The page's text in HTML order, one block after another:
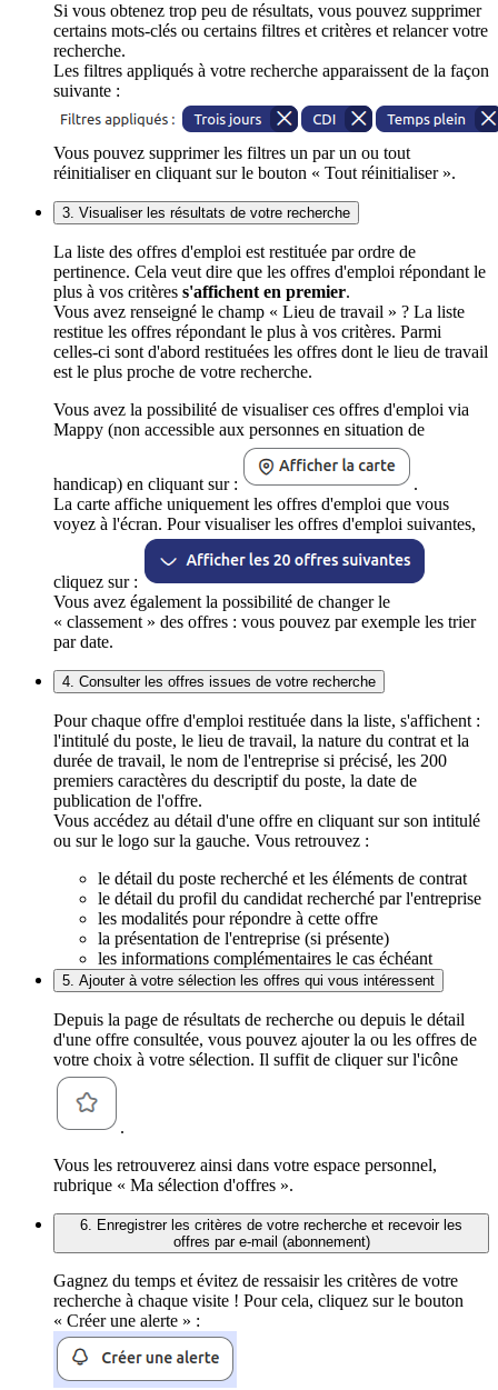
Si vous obtenez trop peu de résultats, vous pouvez supprimer
certains mots-clés ou certains filtres et critères et relancer votre
recherche.
Les filtres appliqués à votre recherche apparaissent de la façon
suivante :
Vous pouvez supprimer les filtres un par un ou tout
réinitialiser en cliquant sur le bouton « Tout réinitialiser ».
3. Visualiser les résultats de votre recherche
La liste des offres d'emploi est restituée par ordre de
pertinence. Cela veut dire que les offres d'emploi répondant le
plus à vos critères s'affichent en premier.
Vous avez renseigné le champ « Lieu de travail » ? La liste
restitue les offres répondant le plus à vos critères. Parmi
celles-ci sont d'abord restituées les offres dont le lieu de travail
est le plus proche de votre recherche.
Vous avez la possibilité de visualiser ces offres d'emploi via
Mappy (non accessible aux personnes en situation de
handicap) en cliquant sur :
.
La carte affiche uniquement les offres d'emploi que vous
voyez à l'écran. Pour visualiser les offres d'emploi suivantes,
cliquez sur :
Vous avez également la possibilité de changer le
« classement » des offres : vous pouvez par exemple les trier
par date.
4. Consulter les offres issues de votre recherche
Pour chaque offre d'emploi restituée dans la liste, s'affichent :
l'intitulé du poste, le lieu de travail, la nature du contrat et la
durée de travail, le nom de l'entreprise si précisé, les 200
premiers caractères du descriptif du poste, la date de
publication de l'offre.
Vous accédez au détail d'une offre en cliquant sur son intitulé
ou sur le logo sur la gauche. Vous retrouvez :
le détail du poste recherché et les éléments de contrat
le détail du profil du candidat recherché par l'entreprise
les modalités pour répondre à cette offre
la présentation de l'entreprise (si présente)
les informations complémentaires le cas échéant
5. Ajouter à votre sélection les offres qui vous intéressent
Depuis la page de résultats de recherche ou depuis le détail
d'une offre consultée, vous pouvez ajouter la ou les offres de
votre choix à votre sélection. Il suffit de cliquer sur l'icône
.
Vous les retrouverez ainsi dans votre espace personnel,
rubrique « Ma sélection d'offres ».
6. Enregistrer les critères de votre recherche et recevoir les
offres par e-mail (abonnement)
Gagnez du temps et évitez de ressaisir les critères de votre
recherche à chaque visite ! Pour cela, cliquez sur le bouton
« Créer une alerte » :